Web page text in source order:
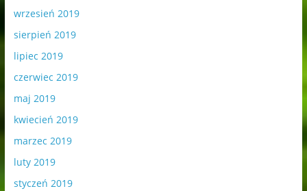
wrzesień 2019
sierpień 2019
lipiec 2019
czerwiec 2019
maj 2019
kwiecień 2019
marzec 2019
luty 2019
styczeń 2019